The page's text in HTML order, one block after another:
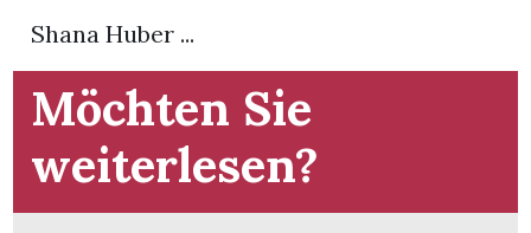
Shana Huber ...
Möchten Sie
weiterlesen?